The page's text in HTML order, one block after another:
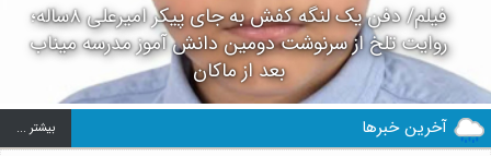
فیلم/ دفن یک لنگه کفش به جای پیکر امیرعلی ۸ساله؛
روایت تلخ از سرنوشت دومین دانش آموز مدرسه میناب
بعد از ماکان
آخرین خبرها بيشتر ...